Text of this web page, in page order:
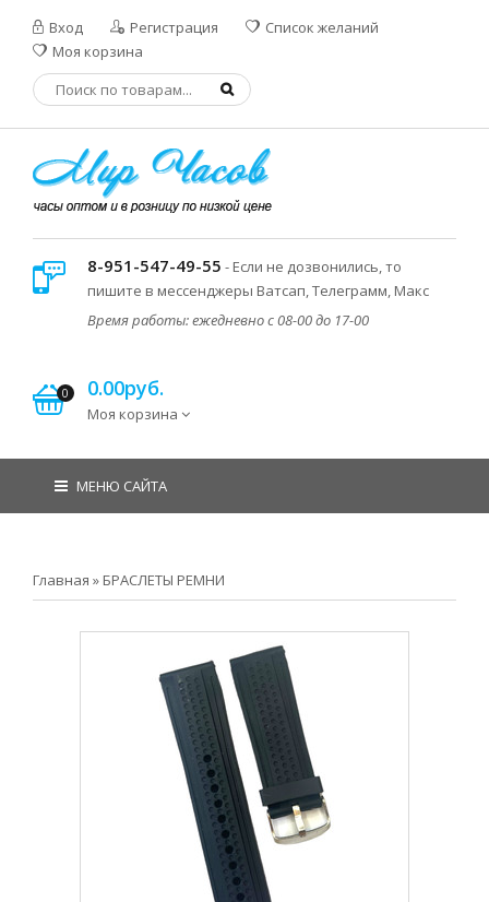
Вход Регистрация
Список желаний
Моя корзина
8-951-547-49-55 - Если не дозвонились, то
пишите в мессенджеры Ватсап, Телеграмм, Макс
Время работы: ежедневно с 08-00 до 17-00
0 0.00руб.
Моя корзина
МЕНЮ САЙТА
Главная » БРАСЛЕТЫ РЕМНИ